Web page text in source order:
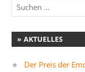
» AKTUELLES
Der Preis der